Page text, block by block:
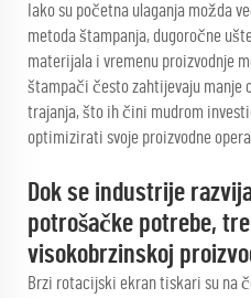
Iako su početna ulaganja možda
metoda štampanja, dugoročne
materijala i vremenu proizvodnje
štampači često zahtijevaju manje
trajanja, što ih čini mudrom
optimizirati svoje proizvodne
Dok se industrije
potrošačke potrebe,
visokobrzinskoj
Brzi rotacijski ekran tiskari su na